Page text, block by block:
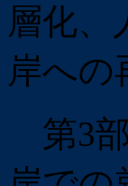
層化、
岸への
第3部